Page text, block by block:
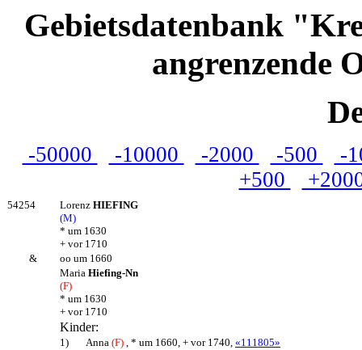
Gebietsdatenbank
angrenzende
-50000 -10000 -2000 -500
-
+500
54254 Lorenz HIEFING
(M)
* um 1630
+ vor 1710
&
oo um 1660
Maria Hiefing-Nn
(F)
* um 1630
+ vor 1710
Kinder:
1) Anna (F) , * um 1660, + vor 1740, «111805»